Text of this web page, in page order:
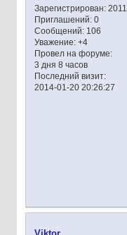
Зарегистрирован:
Приглашений:0
Сообщений:106
Уважение: +4
Провел на форуме:
3 дня 8 часов
Последний визит:
2014-01-20 20:26:27